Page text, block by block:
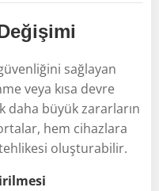
sağlayan
veya kısa devre
daha büyük zararların
hem cihazlara
oluşturabilir.